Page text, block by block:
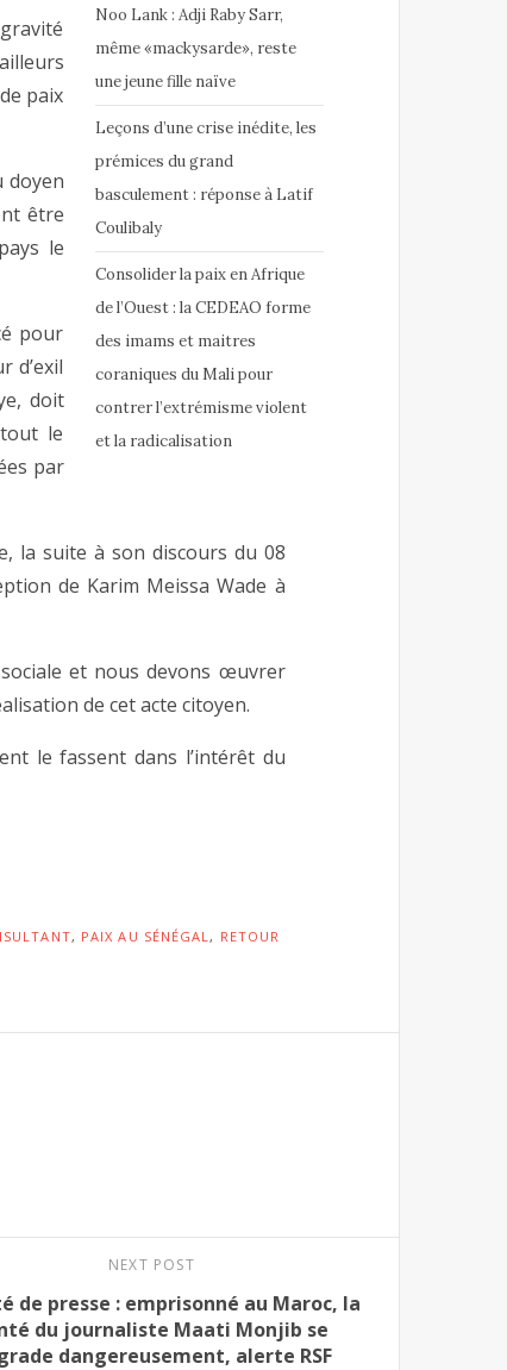
Noo Lank : Adji Raby Sarr,
même «mackysarde», reste
une jeune fille naïve
Leçons d’une crise inédite, les
prémices du grand
basculement : réponse à Latif
Coulibaly
Consolider la paix en Afrique
de l’Ouest : la CEDEAO forme
des imams et maitres
coraniques du Mali pour
contrer l’extrémisme violent
et la radicalisation
paix
doyen
être
le
pour
d’exil
doit
le
par
la suite à son discours du 08
de Karim Meissa Wade à
et nous devons œuvrer
de cet acte citoyen.
le fassent dans l’intérêt du
, PAIX AU SÉNÉGAL , RETOUR
NEXT POST
de presse : emprisonné au Maroc, la
du journaliste Maati Monjib se
dangereusement, alerte RSF